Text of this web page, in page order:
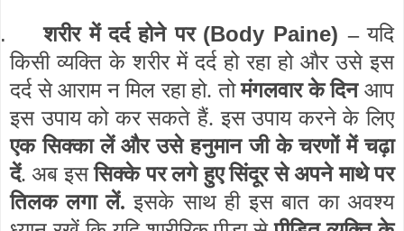
शरीर में दर्द होने पर (Body Paine)–यदि
किसी व्यक्ति के शरीर में दर्द हो रहा हो और उसे इस
दर्द से आराम न मिल रहा हो. तोमंगलवार के दिनआप
इस उपाय को कर सकते हैं. इस उपाय करने के लिए
एक सिक्का लें और उसे हनुमान जी के चरणों में चढ़ा
दें. अब इससिक्के पर लगे हुए सिंदूर से अपने माथे पर
तिलक लगा लें. इसके साथ ही इस बात का अवश्य